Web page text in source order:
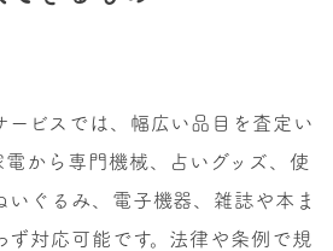
ービスでは、幅広い品目を査定い
電から専門機械、占いグッズ、使
いぐるみ、電子機器、雑誌や本ま
ず対応可能です。法律や条例で規